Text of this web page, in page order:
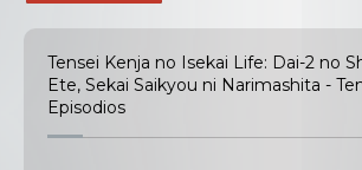
Tensei Kenja no Isekai Life: Dai-2 no
Ete, Sekai Saikyou ni Narimashita -
Episodios